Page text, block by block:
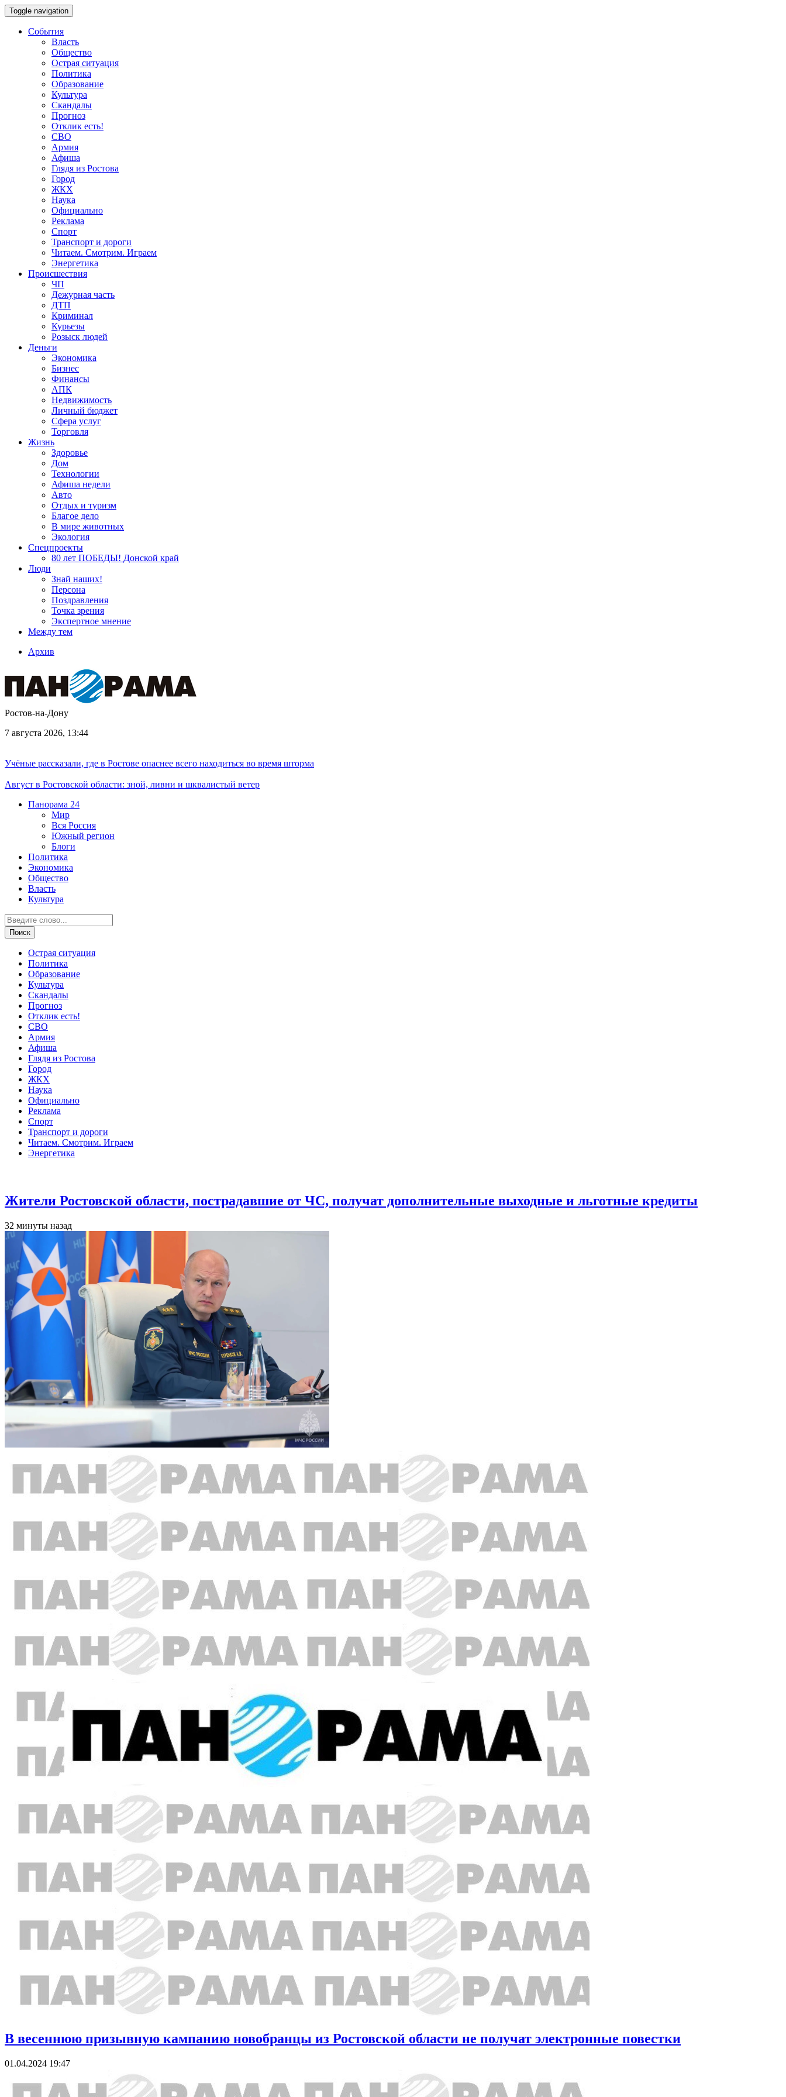
Toggle navigation
События
Власть
Общество
Острая ситуация
Политика
Образование
Культура
Скандалы
Прогноз
Отклик есть!
СВО
Армия
Афиша
Глядя из Ростова
Город
ЖКХ
Наука
Официально
Реклама
Спорт
Транспорт и дороги
Читаем. Смотрим. Играем
Энергетика
Происшествия
ЧП
Дежурная часть
ДТП
Криминал
Курьезы
Розыск людей
Деньги
Экономика
Бизнес
Финансы
АПК
Недвижимость
Личный бюджет
Сфера услуг
Торговля
Жизнь
Здоровье
Дом
Технологии
Афиша недели
Авто
Отдых и туризм
Благое дело
В мире животных
Экология
Спецпроекты
80 лет ПОБЕДЫ! Донской край
Люди
Знай наших!
Персона
Поздравления
Точка зрения
Экспертное мнение
Между тем
Архив
Ростов-на-Дону
7 августа 2026, 13:44
Учёные рассказали, где в Ростове опаснее всего находиться во время шторма
Август в Ростовской области: зной, ливни и шквалистый ветер
Панорама 24
Мир
Вся Россия
Южный регион
Блоги
Политика
Экономика
Общество
Власть
Культура
Острая ситуация
Политика
Образование
Культура
Скандалы
Прогноз
Отклик есть!
СВО
Армия
Афиша
Глядя из Ростова
Город
ЖКХ
Наука
Официально
Реклама
Спорт
Транспорт и дороги
Читаем. Смотрим. Играем
Энергетика
Жители Ростовской области, пострадавшие от ЧС, получат дополнительные выходные и льготные кредиты
32 минуты назад
В весеннюю призывную кампанию новобранцы из Ростовской области не получат электронные повестки
01.04.2024 19:47